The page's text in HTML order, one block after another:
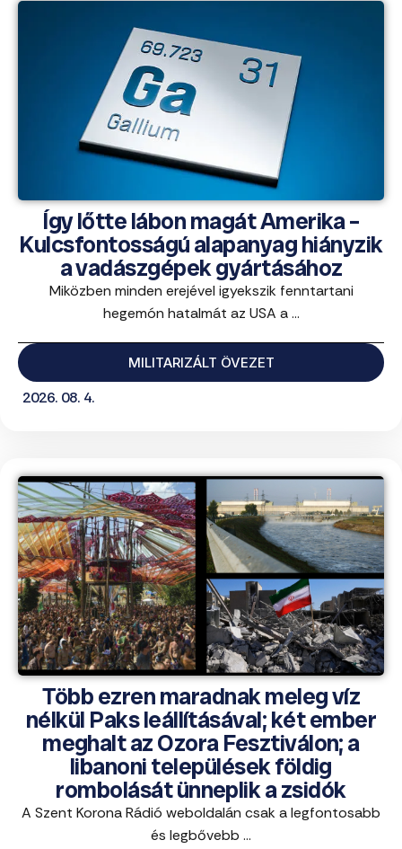
Így lőtte lábon magát Amerika –
Kulcsfontosságú alapanyag hiányzik
a vadászgépek gyártásához
Miközben minden erejével igyekszik fenntartani
hegemón hatalmát az USA a ...
MILITARIZÁLT ÖVEZET
2026. 08. 4.
Több ezren maradnak meleg víz
nélkül Paks leállításával; két ember
meghalt az Ozora Fesztiválon; a
libanoni települések földig
rombolását ünneplik a zsidók
A Szent Korona Rádió weboldalán csak a legfontosabb
és legbővebb ...